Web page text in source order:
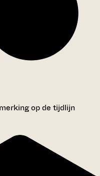
op de tijdlijn